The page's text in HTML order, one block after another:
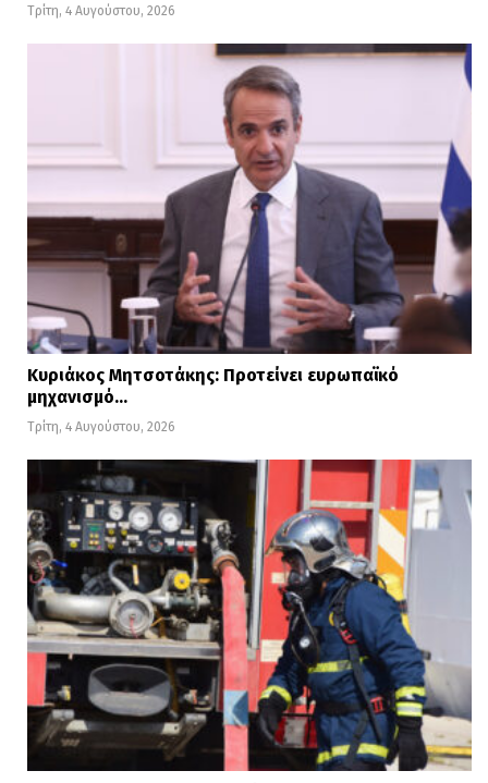
Τρίτη, 4 Αυγούστου, 2026
Κυριάκος Μητσοτάκης: Προτείνει ευρωπαϊκό
μηχανισμό…
Τρίτη, 4 Αυγούστου, 2026